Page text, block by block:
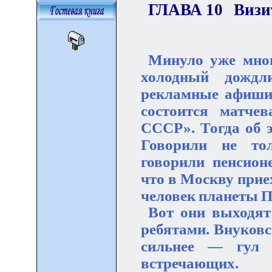
ГЛАВА 10
Минуло уже
холодный
рекламные
состоится
СССР». Тогда об
Говорили не
говорили
что в Москву
человек планеты
Вот они
ребятами.
сильнее — гул
встречающих.